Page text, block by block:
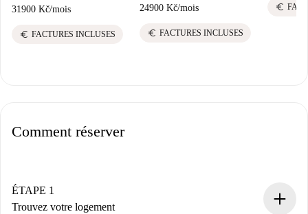
31900 Kč/mois
euro FACTURES INCLUSES
24900 Kč/mois
euro FACTURES INCLUSES
euro
Comment réserver
ÉTAPE 1
Trouvez votre logement